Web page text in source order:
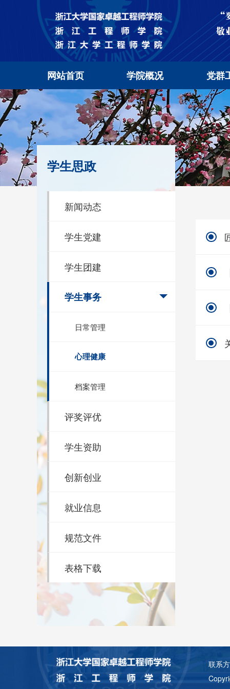
网站首页 学院概况 党群
学生思政
新闻动态
学生党建
学生团建
学生事务
日常管理
心理健康
档案管理
评奖评优
学生资助
创新创业
就业信息
规范文件
表格下载
联系